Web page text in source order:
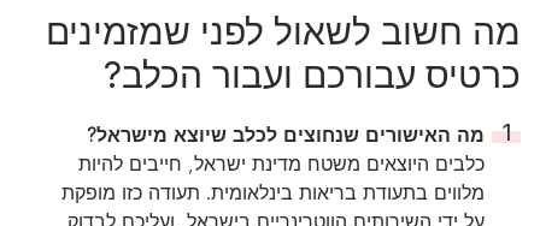
מה חשוב לשאול לפני שמזמינים
כרטיס עבורכם ועבור הכלב?
מה האישורים שנחוצים לכלב שיוצא מישראל?
כלבים היוצאים משטח מדינת ישראל, חייבים להיות
מלווים בתעודת בריאות בינלאומית. תעודה כזו מופקת
על ידי השירותים הווטרינריים בישראל, ועליכם לבדוק